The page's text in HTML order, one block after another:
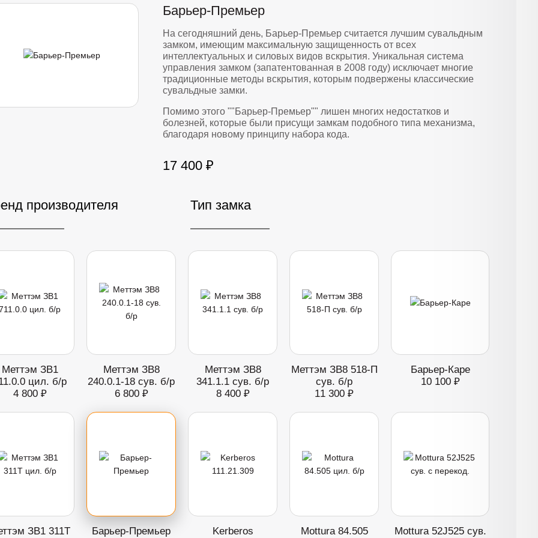
Барьер-Премьер
На сегодняшний день, Барьер-Премьер считается лучшим сувальдным
замком, имеющим максимальную защищенность от всех
интеллектуальных и силовых видов вскрытия. Уникальная система
управления замком (запатентованная в 2008 году) исключает многие
традиционные методы вскрытия, которым подвержены классические
сувальдные замки.
Помимо этого ""Барьер-Премьер"" лишен многих недостатков и
болезней, которые были присущи замкам подобного типа механизма,
благодаря новому принципу набора кода.
17 400 ₽
производителя Тип замка
Меттэм ЗВ1
цил. б/р
4 800 ₽
Меттэм ЗВ8
240.0.1-18 сув. б/р
6 800 ₽
Меттэм ЗВ8
341.1.1 сув. б/р
8 400 ₽
Меттэм ЗВ8 518-П
сув. б/р
11 300 ₽
Барьер-Каре
10 100 ₽
ЗВ1 311Т
Барьер-Премьер
Kerberos
Mottura 84.505
Mottura 52J525 сув.